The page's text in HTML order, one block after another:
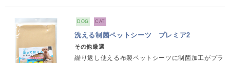
DOG CAT
洗える制菌ペットシーツ プレミア2
その他厳選
繰り返し使える布製ペットシーツに制菌加工がプラ